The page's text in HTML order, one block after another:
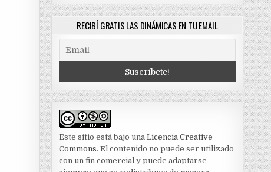
RECIBÍ GRATIS LAS DINÁMICAS EN TU EMAIL
Este sitio está bajo una Licencia Creative
Commons. El contenido no puede ser utilizado
con un fin comercial y puede adaptarse